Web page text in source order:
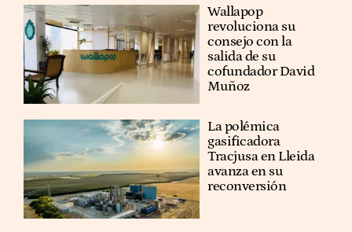
Wallapop
revoluciona su
consejo con la
salida de su
cofundador David
Muñoz
La polémica
gasificadora
Tracjusa en Lleida
avanza en su
reconversión